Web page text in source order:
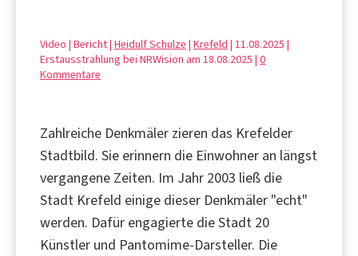
Video | Bericht | Heidulf Schulze | Krefeld | 11.08.2025 |
Erstausstrahlung bei NRWision am 18.08.2025 | 0
Kommentare
Zahlreiche Denkmäler zieren das Krefelder
Stadtbild. Sie erinnern die Einwohner an längst
vergangene Zeiten. Im Jahr 2003 ließ die
Stadt Krefeld einige dieser Denkmäler "echt"
werden. Dafür engagierte die Stadt 20
Künstler und Pantomime-Darsteller. Die